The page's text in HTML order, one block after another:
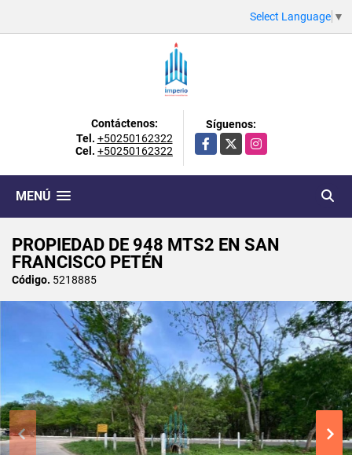
Select Language ▼
Contáctenos:
Tel. +50250162322
Cel. +50250162322
Síguenos:
Facebook
X Instagram
MENÚ
PROPIEDAD DE 948 MTS2 EN SAN
FRANCISCO PETÉN
Código. 5218885